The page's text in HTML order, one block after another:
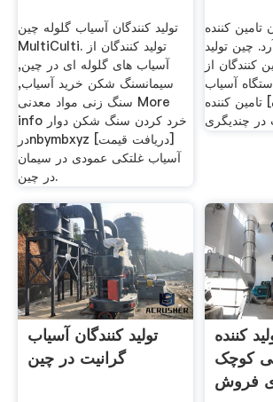
تولید کنندگان آسیاب گلوله چین
MultiCulti. تولید کنندگان از
آسیاب های گلوله ای در چین,
سیمانسنگ شکن خرید آسیاب,
سنگ زنی مواد معدنی More
info خرد کردن سنگ شکن دوار
درnbymbxyz [دریافت قیمت]
آسیاب غلتکی عمودی در سیمان
در چین.
کننده
چین تولید
کنندگان از
آسیاب
کننده
چندیگری
تولید کنندگان آسیاب
گرانیت در چین
کننده
کوچک
فروش